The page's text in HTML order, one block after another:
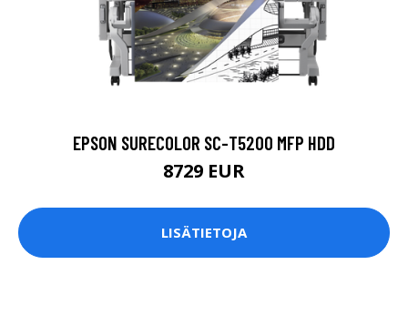
EPSON SURECOLOR SC-T5200 MFP HDD
8729 EUR
LISÄTIETOJA